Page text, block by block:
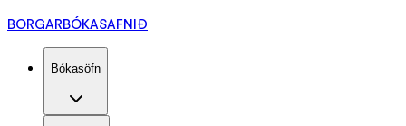
BORGARBÓKASAFNIÐ
Bókasöfn